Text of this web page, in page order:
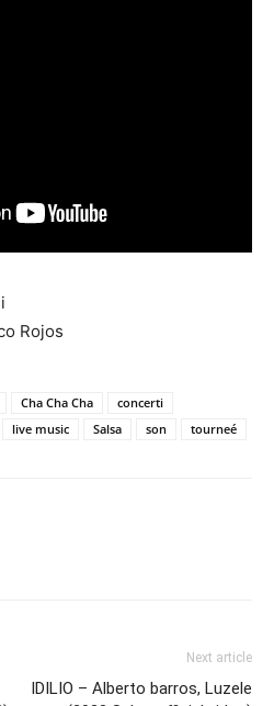
Rojos
Cha Cha Cha
concerti
live music Salsa son tourneé
Next article
IDILIO – Alberto barros, Luzele